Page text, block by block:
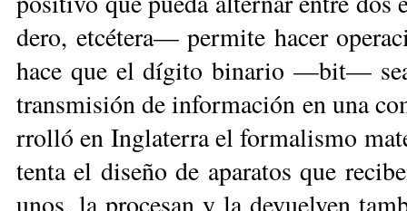
de­ro, et­cé­te­ra— per­mi­te ha­cer
ha­ce que el dí­gi­to bi­na­rio —bit—
trans­mi­sión de in­for­ma­ción en una
rro­lló en In­gla­te­rra el for­ma­lis­mo
ten­ta el di­se­ño de apa­ra­tos que
unos, la pro­ce­san y la de­vuel­ven